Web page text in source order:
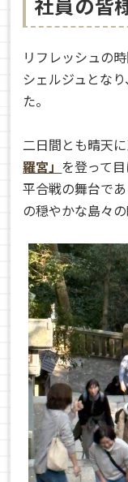
リフレッシュの
シェルジュとな
た。
二日間とも晴天
羅宮」 を登って
平合戦の舞台で
の穏やかな島々